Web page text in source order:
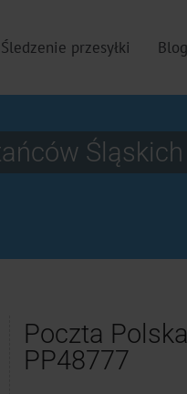
Śledzenie przesyłki Blog
Poczta
PP48777